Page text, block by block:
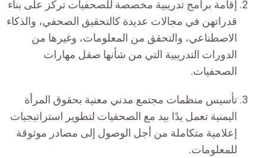
إقامة برامج تدريبية مخصصة للصحفيات تركز على بناء
قدراتهن في مجالات عديدة كالتحقيق الصحفي، والذكاء
الاصطناعي، والتحقق من المعلومات، وغيرها من
الدورات التدريبية التي من شأنها صقل مهارات
الصحفيات.
تأسيس منظمات مجتمع مدني معنية بحقوق المرأة
اليمنية تعمل يدًا بيد مع الصحفيات لتطوير استراتيجيات
إعلامية متكاملة من أجل الوصول إلى مصادر موثوقة
للمعلومات.